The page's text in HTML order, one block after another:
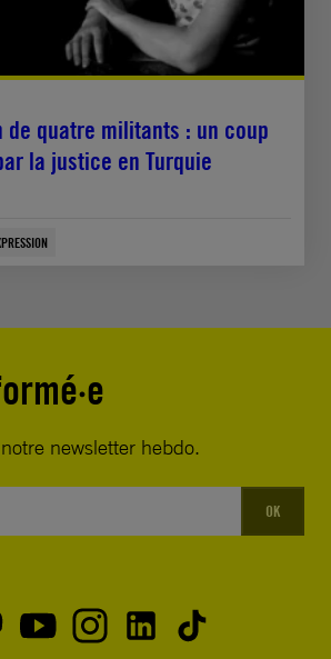
de quatre militants : un coup
la justice en Turquie
newsletter hebdo.
OK